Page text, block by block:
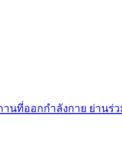
นที่ออกกำลังกาย ย่านร่